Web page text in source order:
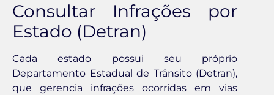
Consultar Infrações por
Estado (Detran)
Cada estado possui seu próprio
Departamento Estadual de Trânsito (Detran),
que gerencia infrações ocorridas em vias